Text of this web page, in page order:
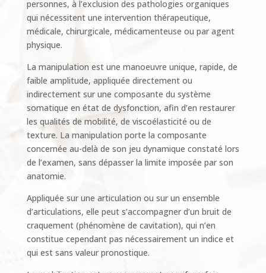
personnes, à l’exclusion des pathologies organiques
qui nécessitent une intervention thérapeutique,
médicale, chirurgicale, médicamenteuse ou par agent
physique.
La manipulation est une manoeuvre unique, rapide, de
faible amplitude, appliquée directement ou
indirectement sur une composante du système
somatique en état de dysfonction, afin d’en restaurer
les qualités de mobilité, de viscoélasticité ou de
texture. La manipulation porte la composante
concernée au-delà de son jeu dynamique constaté lors
de l’examen, sans dépasser la limite imposée par son
anatomie.
Appliquée sur une articulation ou sur un ensemble
d’articulations, elle peut s’accompagner d’un bruit de
craquement (phénomène de cavitation), qui n’en
constitue cependant pas nécessairement un indice et
qui est sans valeur pronostique.